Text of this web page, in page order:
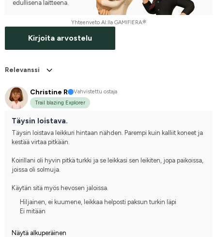
edullisena laitteena.
Yhteenveto AI:lla GAMIFIERA.®
Kirjoita arvostelu
Relevanssi
Christine R
Vahvistettu ostaja
Trail blazing Explorer
Täysin loistava.
Täysin loistava leikkuri hintaan nähden. Parempi kuin kalliit koneet ja
kestää virtaa pitkään.
Koirillani oli hyvin pitkä turkki ja se leikkasi sen leikiten, jopa paikoissa,
joissa oli solmuja.
Käytän sitä myös hevosen jaloissa.
Hiljainen, ei kuumene, leikkaa helposti paksun turkin läpi
Ei mitään
Näytä alkuperäinen